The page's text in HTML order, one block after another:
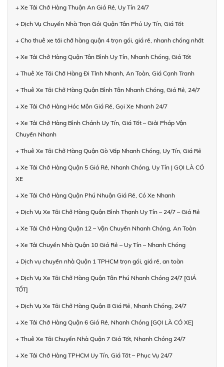
+ Xe Tải Chở Hàng Thuận An Giá Rẻ, Uy Tín 24/7
+ Dịch Vụ Chuyển Nhà Trọn Gói Quận Tân Phú Uy Tín, Giá Tốt
+ Cho thuê xe tải chở hàng quận 4 trọn gói, giá rẻ, nhanh chóng nhất
+ Xe Tải Chở Hàng Quận Tân Bình Uy Tín, Nhanh Chóng, Giá Tốt
+ Thuê Xe Tải Chở Hàng Đi Tỉnh Nhanh, An Toàn, Giá Cạnh Tranh
+ Thuê Xe Tải Chở Hàng Quận Bình Tân Nhanh Chóng, Giá Rẻ, 24/7
+ Xe Tải Chở Hàng Hóc Môn Giá Rẻ, Gọi Xe Nhanh 24/7
+ Xe Tải Chở Hàng Bình Chánh Uy Tín, Giá Tốt – Giải Pháp Vận
Chuyển Nhanh
+ Thuê Xe Tải Chở Hàng Quận Gò Vấp Nhanh Chóng, Uy Tín, Giá Rẻ
+ Xe Tải Chở Hàng Quận 5 Giá Rẻ, Nhanh Chóng, Uy Tín | GỌI LÀ CÓ
XE
+ Xe Tải Chở Hàng Quận Phú Nhuận Giá Rẻ, Có Xe Nhanh
+ Dịch Vụ Xe Tải Chở Hàng Quận Bình Thạnh Uy Tín – 24/7 – Giá Rẻ
+ Xe Tải Chở Hàng Quận 12 – Vận Chuyển Nhanh Chóng, An Toàn
+ Xe Tải Chuyển Nhà Quận 10 Giá Rẻ – Uy Tín – Nhanh Chóng
+ Dịch vụ chuyển nhà Quận 1 TPHCM trọn gói, giá rẻ, an toàn
+ Dịch Vụ Xe Tải Chở Hàng Quận Tân Phú Nhanh Chóng 24/7 [GIÁ
TỐT]
+ Dịch Vụ Xe Tải Chở Hàng Quận 8 Giá Rẻ, Nhanh Chóng, 24/7
+ Xe Tải Chở Hàng Quận 6 Giá Rẻ, Nhanh Chóng [GỌI LÀ CÓ XE]
+ Thuê Xe Tải Chuyển Nhà Quận 7 Giá Tốt, Nhanh Chóng 24/7
+ Xe Tải Chở Hàng TPHCM Uy Tín, Giá Tốt – Phục Vụ 24/7